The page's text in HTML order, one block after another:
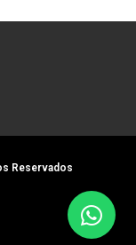
Reservados